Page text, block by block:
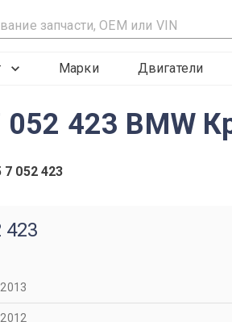
Марки Двигатели
052 423 BMW
7 052 423
423